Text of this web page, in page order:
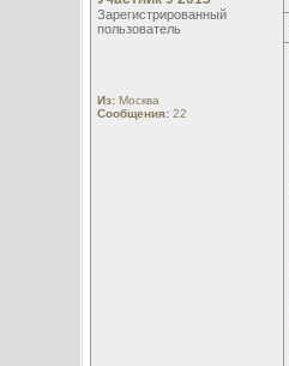
Зарегистрированный
пользователь
Из:Москва
Сообщения:22